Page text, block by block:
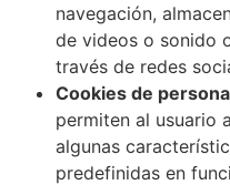
navegación,
de videos o sonido
través de redes
Cookies de
permiten al usuario
algunas
predefinidas en